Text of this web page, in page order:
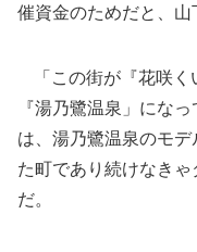
催資金のためだと、山
「この街が『花咲く
『湯乃鷺温泉」にな
は、湯乃鷺温泉のモ
た町であり続けなき
だ。